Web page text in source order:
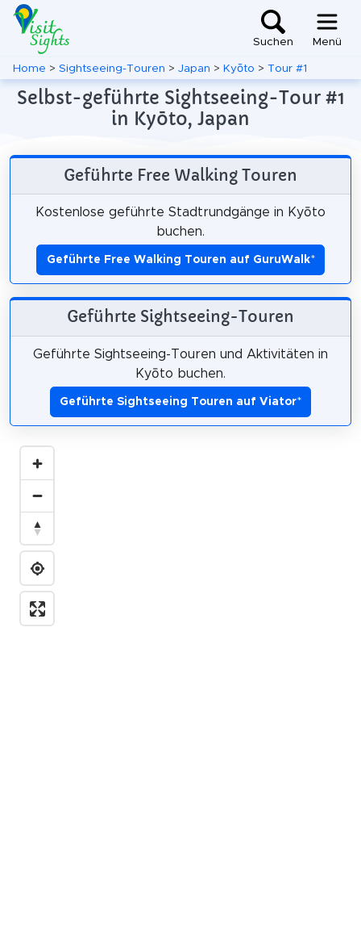
Suchen Menü
Home > Sightseeing-Touren > Japan > Kyōto > Tour #1
Selbst-geführte Sightseeing-Tour #1
in Kyōto, Japan
Geführte Free Walking Touren
Kostenlose geführte Stadtrundgänge in Kyōto
buchen.
Geführte Free Walking Touren auf GuruWalk*
Geführte Sightseeing-Touren
Geführte Sightseeing-Touren und Aktivitäten in
Kyōto buchen.
Geführte Sightseeing Touren auf Viator*